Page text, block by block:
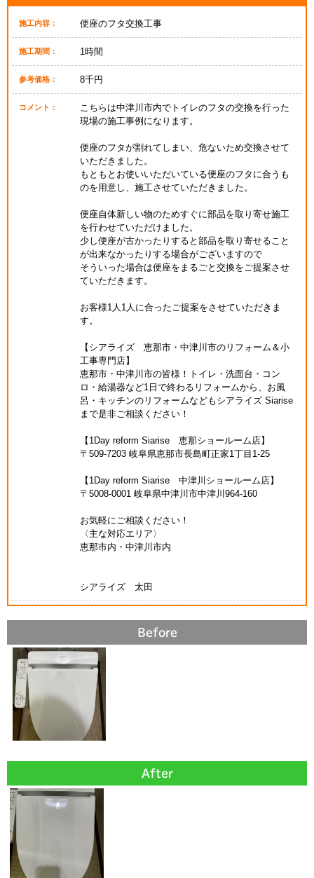
施工内容： 便座のフタ交換工事
施工期間： 1時間
参考価格： 8千円
コメント：
こちらは中津川市内でトイレのフタの交換を行った
現場の施工事例になります。
便座のフタが割れてしまい、危ないため交換させて
いただきました。
もともとお使いいただいている便座のフタに合うも
のを用意し、施工させていただきました。
便座自体新しい物のためすぐに部品を取り寄せ施工
を行わせていただけました。
少し便座が古かったりすると部品を取り寄せること
が出来なかったりする場合がございますので
そういった場合は便座をまるごと交換をご提案させ
ていただきます。
お客様1人1人に合ったご提案をさせていただきま
す。
【シアライズ 恵那市・中津川市のリフォーム＆小
工事専門店】
恵那市・中津川市の皆様！トイレ・洗面台・コン
ロ・給湯器など1日で終わるリフォームから、お風
呂・キッチンのリフォームなどもシアライズ Siarise
まで是非ご相談ください！
【1Day reform Siarise 恵那ショールーム店】
〒509-7203 岐阜県恵那市長島町正家1丁目1-25
【1Day reform Siarise 中津川ショールーム店】
〒5008-0001 岐阜県中津川市中津川964-160
お気軽にご相談ください！
〈主な対応エリア〉
恵那市内・中津川市内
シアライズ 太田
Before
After